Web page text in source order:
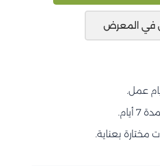
في المعرض
7 أيام.
مختارة بعناية.